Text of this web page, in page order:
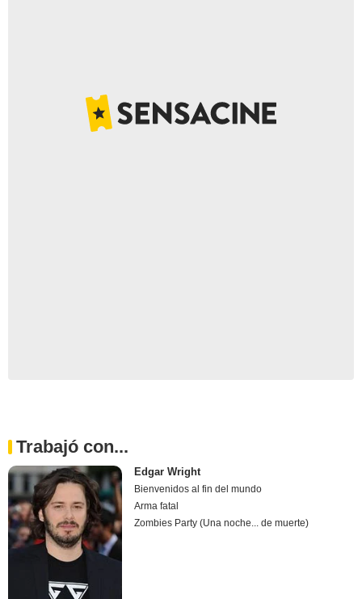
Trabajó con...
Edgar Wright
Bienvenidos al fin del mundo
Arma fatal
Zombies Party (Una noche... de muerte)